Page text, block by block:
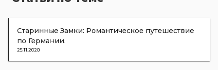
Старинные Замки: Романтическое путешествие
по Германии.
25.11.2020